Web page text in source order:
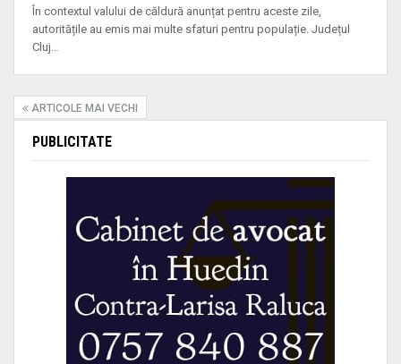
În contextul valului de căldură anunțat pentru aceste zile,
autoritățile au emis mai multe sfaturi pentru populație. Județul
Cluj…
ARTICOLE MAI VECHI
PUBLICITATE